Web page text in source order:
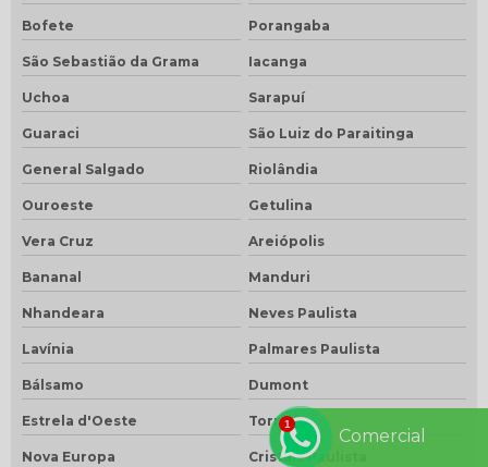
Bofete Porangaba
São Sebastião da Grama Iacanga
Uchoa Sarapuí
Guaraci São Luiz do Paraitinga
General Salgado Riolândia
Ouroeste Getulina
Vera Cruz Areiópolis
Bananal Manduri
Nhandeara Neves Paulista
Lavínia Palmares Paulista
Bálsamo Dumont
Estrela d'Oeste Torrinha
Nova Europa Cristais Paulista
Comercial